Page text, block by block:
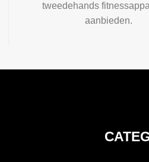
tweedehands
aanbieden.